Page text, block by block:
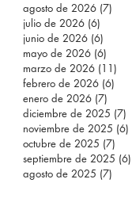
agosto de 2026 (7)
julio de 2026 (6)
junio de 2026 (6)
mayo de 2026 (6)
marzo de 2026 (11)
febrero de 2026 (6)
enero de 2026 (7)
diciembre de 2025 (7)
noviembre de 2025 (6)
octubre de 2025 (7)
septiembre de 2025 (6)
agosto de 2025 (7)